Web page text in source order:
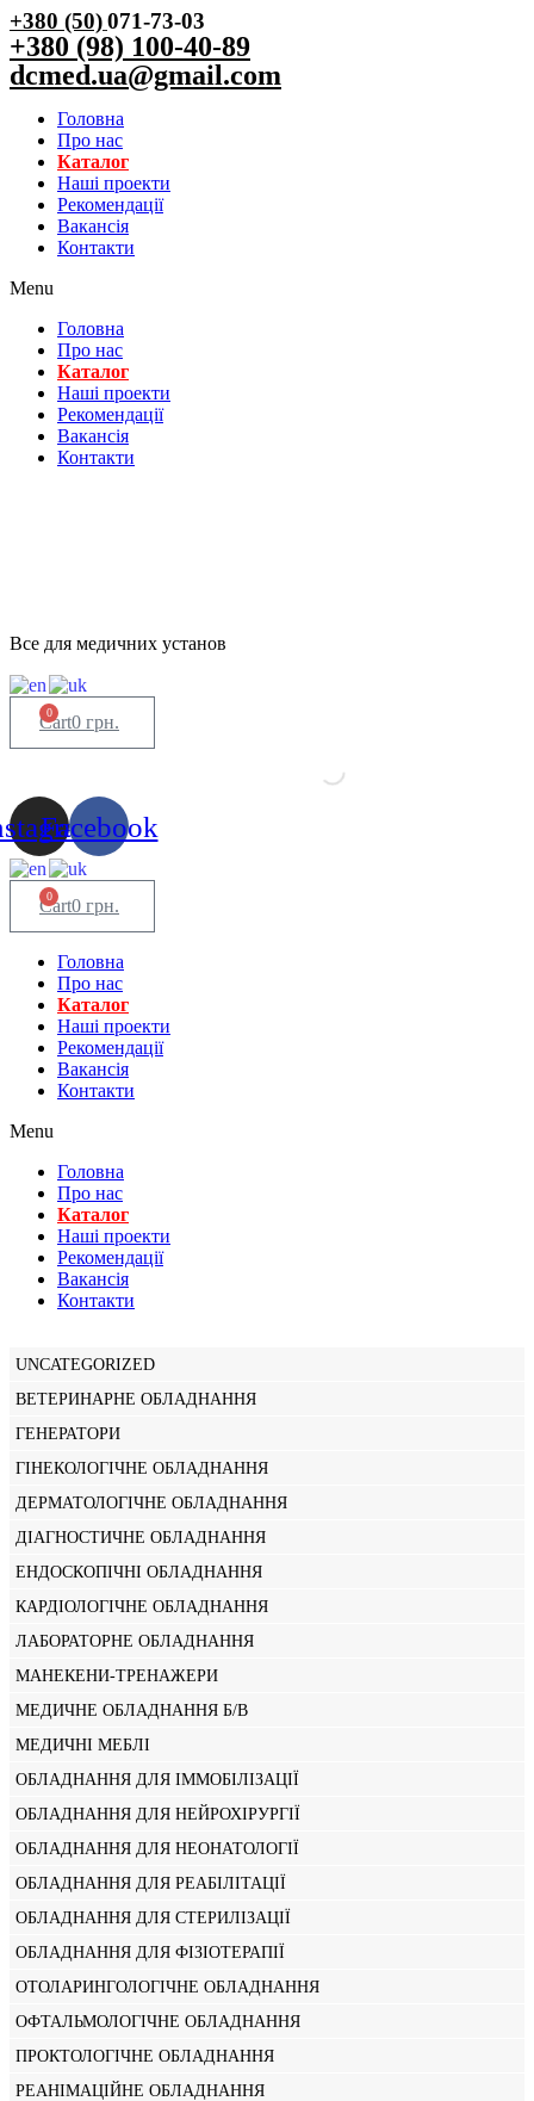
+380 (50)071-73-03
+380 (98) 100-40-89
dcmed.ua@gmail.com
Головна
Про нас
Каталог
Нашi проекти
Рекомендації
Вакансiя
Контакти
Menu
Головна
Про нас
Каталог
Нашi проекти
Рекомендації
Вакансiя
Контакти
Все для медичних установ
0 грн.
0
Cart
Facebook
0 грн.
0
Cart
Головна
Про нас
Каталог
Нашi проекти
Рекомендації
Вакансiя
Контакти
Menu
Головна
Про нас
Каталог
Нашi проекти
Рекомендації
Вакансiя
Контакти
UNCATEGORIZED
ВЕТЕРИНАРНЕ ОБЛАДНАННЯ
ГЕНЕРАТОРИ
ГІНЕКОЛОГІЧНЕ ОБЛАДНАННЯ
ДЕРМАТОЛОГІЧНЕ ОБЛАДНАННЯ
ДІАГНОСТИЧНЕ ОБЛАДНАННЯ
ЕНДОСКОПІЧНІ ОБЛАДНАННЯ
КАРДІОЛОГІЧНЕ ОБЛАДНАННЯ
ЛАБОРАТОРНЕ ОБЛАДНАННЯ
МАНЕКЕНИ-ТРЕНАЖЕРИ
МЕДИЧНЕ ОБЛАДНАННЯ Б/В
МЕДИЧНІ МЕБЛІ
ОБЛАДНАННЯ ДЛЯ ІММОБІЛІЗАЦІЇ
ОБЛАДНАННЯ ДЛЯ НЕЙРОХІРУРГІЇ
ОБЛАДНАННЯ ДЛЯ НЕОНАТОЛОГІЇ
ОБЛАДНАННЯ ДЛЯ РЕАБІЛІТАЦІЇ
ОБЛАДНАННЯ ДЛЯ СТЕРИЛІЗАЦІЇ
ОБЛАДНАННЯ ДЛЯ ФІЗІОТЕРАПІЇ
ОТОЛАРИНГОЛОГІЧНЕ ОБЛАДНАННЯ
ОФТАЛЬМОЛОГІЧНЕ ОБЛАДНАННЯ
ПРОКТОЛОГІЧНЕ ОБЛАДНАННЯ
РЕАНІМАЦІЙНЕ ОБЛАДНАННЯ